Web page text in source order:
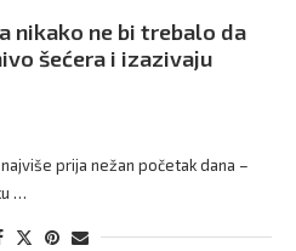
nikako ne bi trebalo da
šećera i izazivaju
prija nežan početak dana –
…